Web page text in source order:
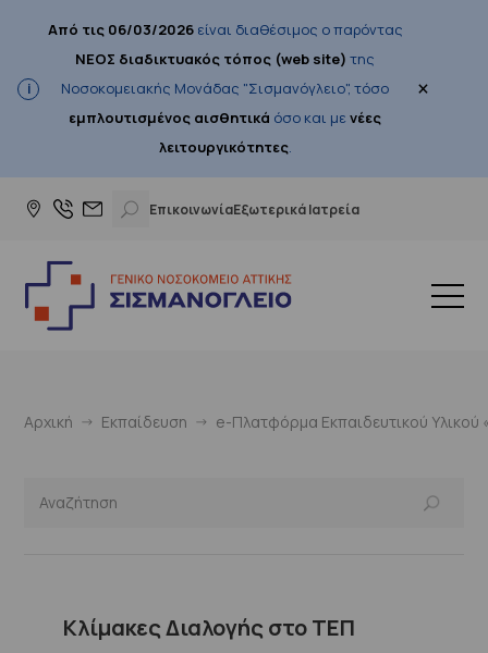
Από τις 06/03/2026είναι διαθέσιμος ο παρόντας
ΝΕΟΣ διαδικτυακός τόπος (web site) της
Νοσοκομειακής Μονάδας "Σισμανόγλειο", τόσο
εμπλουτισμένος αισθητικά όσο και μενέες
λειτουργικότητες.
×
ΕπικοινωνίαΕξωτερικά Ιατρεία
Αρχική Εκπαίδευση e-Πλατφόρμα Εκπαιδευτικού Υλικού
Κλίμακες Διαλογής στο ΤΕΠ